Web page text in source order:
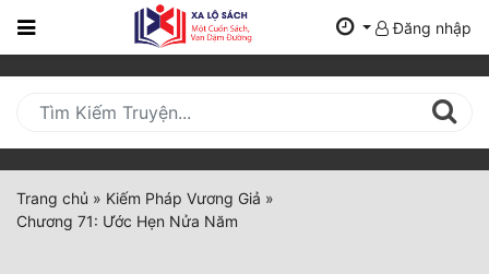
Trang
Mới
Cập
Nhật
(current)
Đăng nhập
Trang chủ » Kiếm Pháp Vương Giả »
Chương 71: Ước Hẹn Nửa Năm